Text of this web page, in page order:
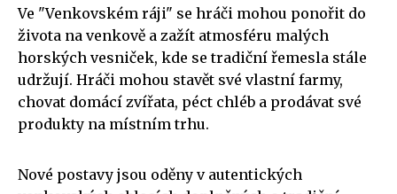
Ve "Venkovském ráji" se hráči mohou ponořit do
života na venkově a zažít atmosféru malých
horských vesniček, kde se tradiční řemesla stále
udržují. Hráči mohou stavět své vlastní farmy,
chovat domácí zvířata, péct chléb a prodávat své
produkty na místním trhu.
Nové postavy jsou oděny v autentických